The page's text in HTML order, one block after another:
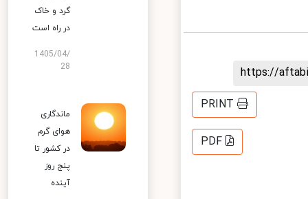
https://
PRINT
PDF
گرد و خاک
در راه است
1405/04/
28
ماندگاری
هوای گرم
در کشور تا
پنج روز
آینده